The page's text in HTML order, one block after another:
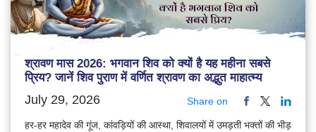
श्रावण मास 2026: भगवान शिव को क्यों है यह महीना सबसे
प्रिय? जानें शिव पुराण में वर्णित श्रावण का अद्भुत माहात्म्य
July 29, 2026 Share on
हर-हर महादेव की गूंज, कांवड़ियों की आस्था, शिवालयों में उमड़ती भक्तों की भीड़